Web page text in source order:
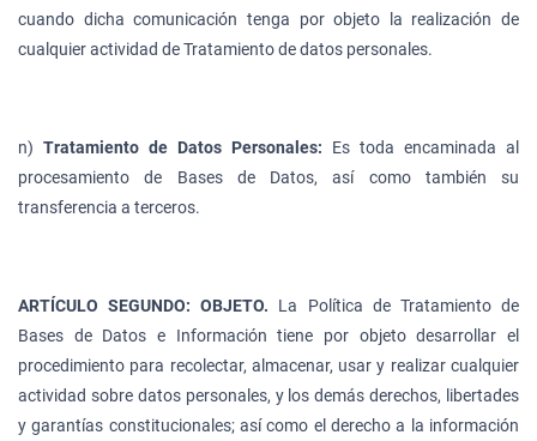
cuando dicha comunicación tenga por objeto la realización de
cualquier actividad de Tratamiento de datos personales.
n) Tratamiento de Datos Personales: Es toda encaminada al
procesamiento de Bases de Datos, así como también su
transferencia a terceros.
ARTÍCULO SEGUNDO: OBJETO. La Política de Tratamiento de
Bases de Datos e Información tiene por objeto desarrollar el
procedimiento para recolectar, almacenar, usar y realizar cualquier
actividad sobre datos personales, y los demás derechos, libertades
y garantías constitucionales; así como el derecho a la información